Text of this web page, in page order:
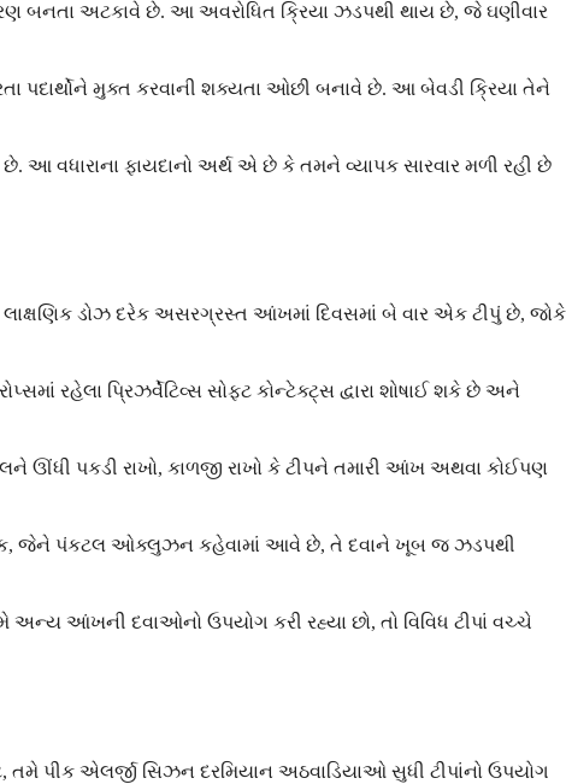
બનતા અટકાવે છે. આ અવરોધિત ક્રિયા ઝડપથી થાય છે, જે ઘણીવાર
પદાર્થોને મુક્ત કરવાની શક્યતા ઓછી બનાવે છે. આ બેવડી ક્રિયા તેને
આ વધારાના ફાયદાનો અર્થ એ છે કે તમને વ્યાપક સારવાર મળી રહી છે
ડોઝ દરેક અસરગ્રસ્ત આંખમાં દિવસમાં બે વાર એક ટીપું છે, જોકે
રહેલા પ્રિઝર્વેટિવ્સ સોફ્ટ કોન્ટેક્ટ્સ દ્વારા શોષાઈ શકે છે અને
ઊંધી પકડી રાખો, કાળજી રાખો કે ટીપને તમારી આંખ અથવા કોઈપણ
જેને પંકટલ ઓક્લુઝન કહેવામાં આવે છે, તે દવાને ખૂબ જ ઝડપથી
આંખની દવાઓનો ઉપયોગ કરી રહ્યા છો, તો વિવિધ ટીપાં વચ્ચે
તમે પીક એલર્જી સિઝન દરમિયાન અઠવાડિયાઓ સુધી ટીપાંનો ઉપયોગ